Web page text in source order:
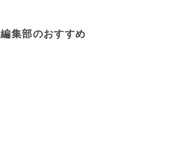
編集部のおすすめ